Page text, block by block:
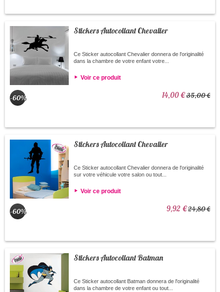
Stickers Autocollant Chevalier
Ce Sticker autocollant Chevalier donnera de l'originalité
dans la chambre de votre enfant votre...
Voir ce produit
-60% 14,00 €35,00 €
Stickers Autocollant Chevalier
Ce Sticker autocollant Chevalier donnera de l'originalité
sur votre véhicule votre salon ou tout...
Voir ce produit
-60% 9,92 €24,80 €
Stickers Autocollant Batman
Ce Sticker autocollant Batman donnera de l'originalité
dans la chambre de votre enfant ou tout...